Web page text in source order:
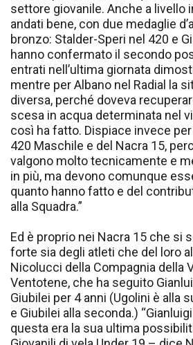
settore giovanile. Anche a livello
andati bene, con due medaglie
bronzo: Stalder-Speri nel 420 e
hanno confermato il secondo
entrati nell’ultima giornata
mentre per Albano nel Radial la
diversa, perché doveva
scesa in acqua determinata nel
così ha fatto. Dispiace invece
420 Maschile e del Nacra 15,
valgono molto tecnicamente e
in più, ma devono comunque
quanto hanno fatto e del
alla Squadra.”
Ed è proprio nei Nacra 15 che si
forte sia degli atleti che del loro
Nicolucci della Compagnia della
Ventotene, che ha seguito
Giubilei per 4 anni (Ugolini è alla
e Giubilei alla seconda.)
questa era la sua ultima